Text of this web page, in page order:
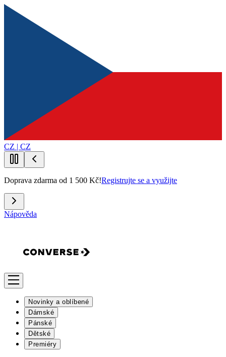
CZ | CZ
Doprava zdarma od 1 500 Kč!Registrujte se a využijte
Nápověda
Novinky a oblíbené
Dámské
Pánské
Dětské
Premiéry